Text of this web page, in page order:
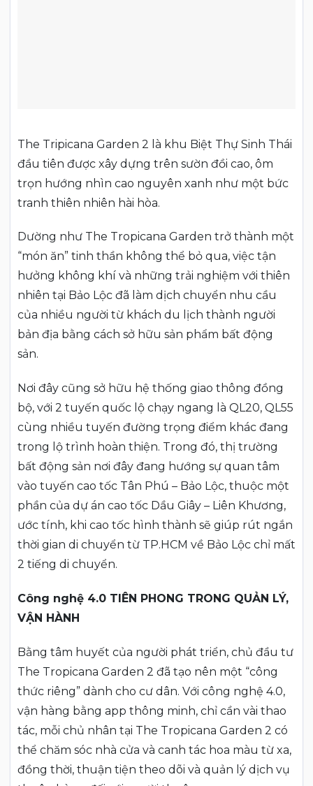
The Tripicana Garden 2 là khu Biệt Thự Sinh Thái
đầu tiên được xây dựng trên sườn đồi cao, ôm
trọn hướng nhìn cao nguyên xanh như một bức
tranh thiên nhiên hài hòa.
Dường như The Tropicana Garden trở thành một
“món ăn” tinh thần không thể bỏ qua, việc tận
hưởng không khí và những trải nghiệm với thiên
nhiên tại Bảo Lộc đã làm dịch chuyển nhu cầu
của nhiều người từ khách du lịch thành người
bản địa bằng cách sở hữu sản phẩm bất động
sản.
Nơi đây cũng sở hữu hệ thống giao thông đồng
bộ, với 2 tuyến quốc lộ chạy ngang là QL20, QL55
cùng nhiều tuyến đường trọng điểm khác đang
trong lộ trình hoàn thiện. Trong đó, thị trường
bất động sản nơi đây đang hướng sự quan tâm
vào tuyến cao tốc Tân Phú – Bảo Lộc, thuộc một
phần của dự án cao tốc Dầu Giây – Liên Khương,
ước tính, khi cao tốc hình thành sẽ giúp rút ngắn
thời gian di chuyển từ TP.HCM về Bảo Lộc chỉ mất
2 tiếng di chuyển.
Công nghệ 4.0 TIÊN PHONG TRONG QUẢN LÝ,
VẬN HÀNH
Bằng tâm huyết của người phát triển, chủ đầu tư
The Tropicana Garden 2 đã tạo nên một “công
thức riêng” dành cho cư dân. Với công nghệ 4.0,
vận hàng bằng app thông minh, chỉ cần vài thao
tác, mỗi chủ nhân tại The Tropicana Garden 2 có
thể chăm sóc nhà cửa và canh tác hoa màu từ xa,
đồng thời, thuận tiện theo dõi và quản lý dịch vụ